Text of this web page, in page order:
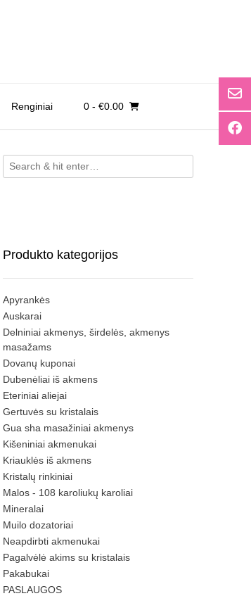
Renginiai 0- €0.00
Produkto kategorijos
Apyrankės
Auskarai
Delniniai akmenys, širdelės, akmenys
masažams
Dovanų kuponai
Dubenėliai iš akmens
Eteriniai aliejai
Gertuvės su kristalais
Gua sha masažiniai akmenys
Kišeniniai akmenukai
Kriauklės iš akmens
Kristalų rinkiniai
Malos - 108 karoliukų karoliai
Mineralai
Muilo dozatoriai
Neapdirbti akmenukai
Pagalvėlė akims su kristalais
Pakabukai
PASLAUGOS